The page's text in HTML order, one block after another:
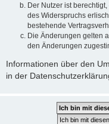
Der Nutzer ist
des Widerspruchs
bestehende
Die Änderungen gelten
den Änderungen
Informationen über den
in der